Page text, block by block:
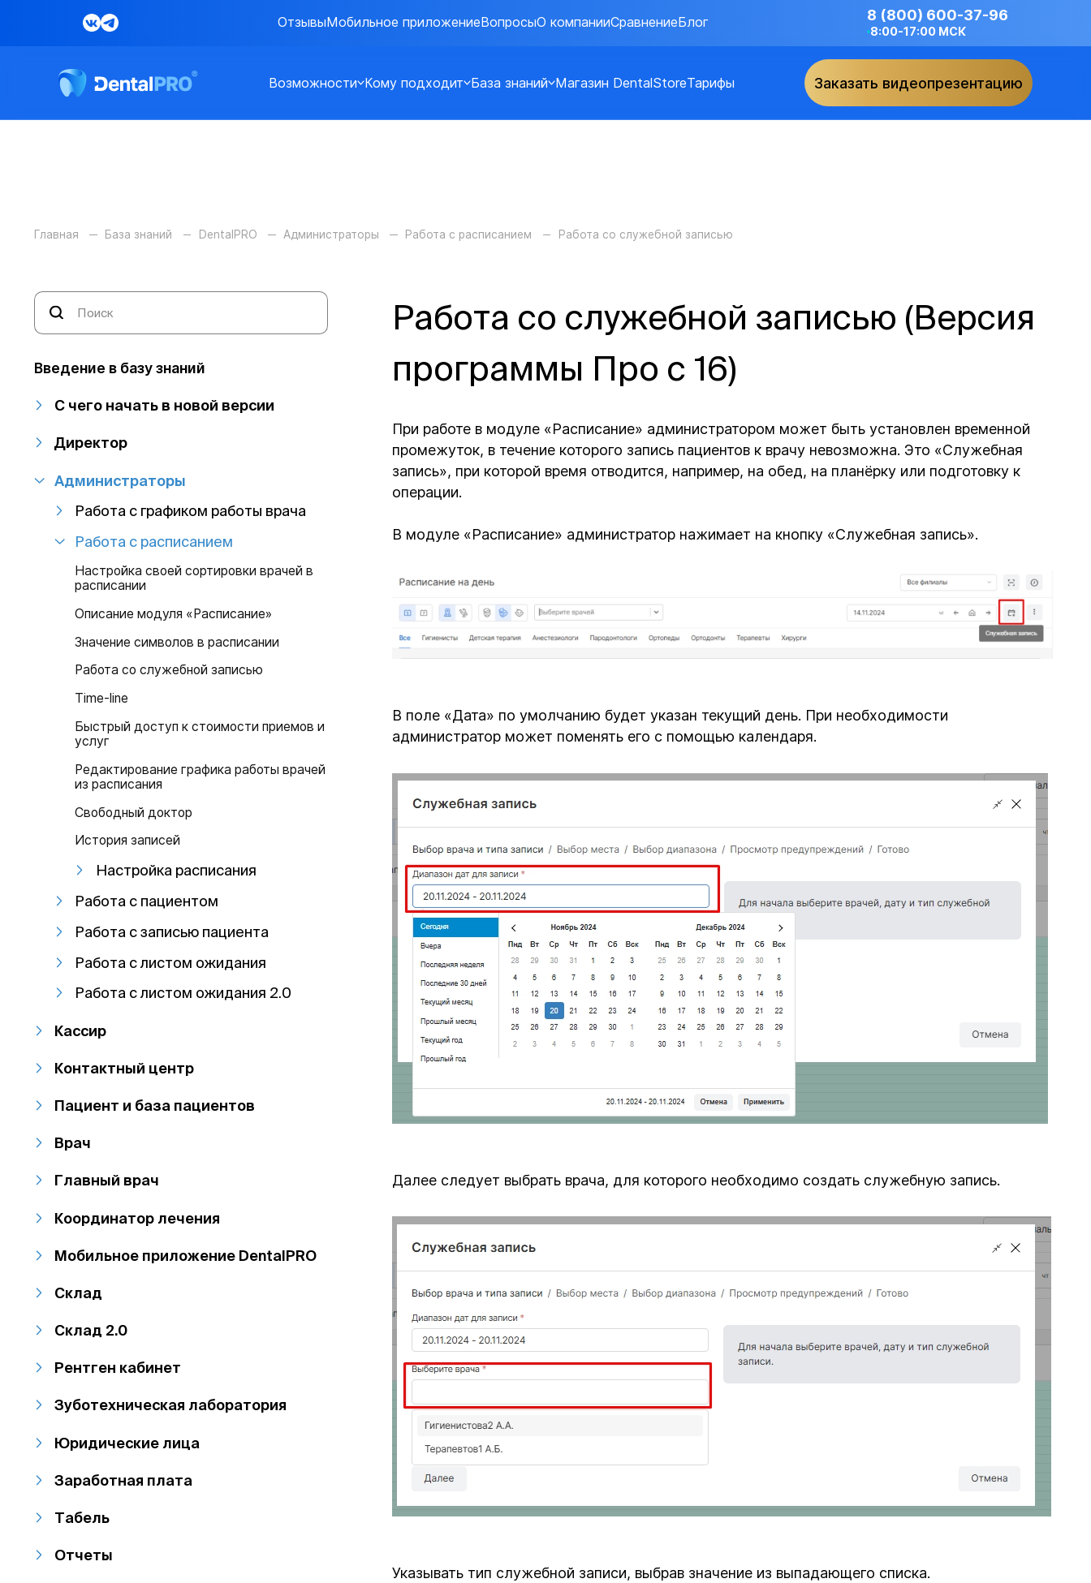
ОтзывыМобильное приложениеВопросыО компанииСравнениеБлог 8 (800) 600-37-96
8:00-17:00 МСК
Возможности Кому подходит База знаний Магазин DentalStoreТарифы Заказать видеопрезентацию
Главная База знаний DentalPRO Администраторы Работа с расписанием Работа со служебной записью
Введение в базу знаний
С чего начать в новой версии
Директор
Администраторы
Работа с графиком работы врача
Работа с расписанием
Настройка своей сортировки врачей в
расписании
Описание модуля «Расписание»
Значение символов в расписании
Работа со служебной записью
Тime-line
Быстрый доступ к стоимости приемов и
услуг
Редактирование графика работы врачей
из расписания
Свободный доктор
История записей
Настройка расписания
Работа с пациентом
Работа с записью пациента
Работа с листом ожидания
Работа с листом ожидания 2.0
Кассир
Контактный центр
Пациент и база пациентов
Врач
Главный врач
Координатор лечения
Мобильное приложение DentalPRO
Склад
Склад 2.0
Рентген кабинет
Зуботехническая лаборатория
Юридические лица
Заработная плата
Табель
Отчеты
Работа со служебной записью (Версия
программы Про с 16)
При работе в модуле «Расписание» администратором может быть установлен временной
промежуток, в течение которого запись пациентов к врачу невозможна. Это «Служебная
запись», при которой время отводится, например, на обед, на планёрку или подготовку к
операции.
В модуле «Расписание» администратор нажимает на кнопку «Служебная запись».
В поле «Дата» по умолчанию будет указан текущий день. При необходимости
администратор может поменять его с помощью календаря.
Далее следует выбрать врача, для которого необходимо создать служебную запись.
Указывать тип служебной записи, выбрав значение из выпадающего списка.